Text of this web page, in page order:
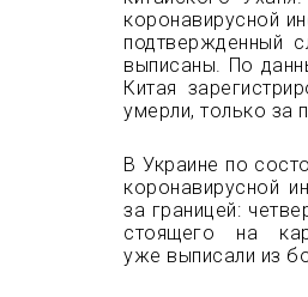
коронавирусной
подтвержденный
выписаны. По
Китая
умерли, только за
В Украине по
коронавирусной
за границей:
стоящего на
уже выписали из